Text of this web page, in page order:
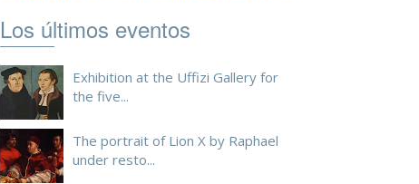
Los últimos eventos
Exhibition at the Uffizi Gallery for
the five...
The portrait of Lion X by Raphael
under resto...